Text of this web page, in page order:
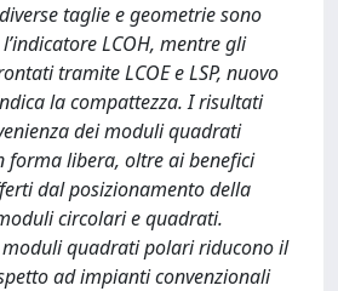
taglie e geometrie sono
LCOH, mentre gli
tramite LCOE e LSP, nuovo
la compattezza. I risultati
dei moduli quadrati
forma libera, oltre ai benefici
dal posizionamento della
circolari e quadrati.
quadrati polari riducono il
ad impianti convenzionali